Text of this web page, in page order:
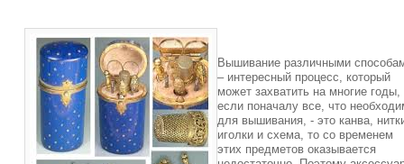
Вышивание различными
– интересный процесс, который
может захватить на многие годы,
если поначалу все, что
для вышивания, - это канва,
иголки и схема, то со временем
этих предметов оказывается